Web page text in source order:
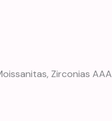
Zirconias AAA